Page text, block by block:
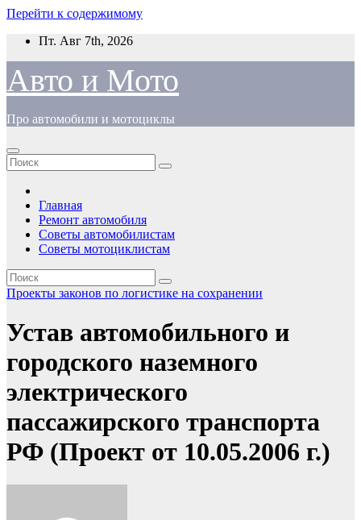
Перейти к содержимому
Пт. Авг 7th, 2026
Авто и Мото
Про автомобили и мотоциклы
Главная
Ремонт автомобиля
Советы автомобилистам
Советы мотоциклистам
Проекты законов по логистике на сохранении
Устав автомобильного и
городского наземного
электрического
пассажирского транспорта
РФ (Проект от 10.05.2006 г.)